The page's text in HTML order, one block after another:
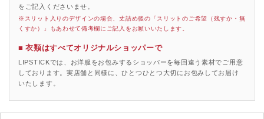
をご記入くださいませ。
※スリット入りのデザインの場合、丈詰め後の「スリットのご希望（残すか・無
くすか）」もあわせて備考欄にご記入をお願いいたします。
■ 衣類はすべてオリジナルショッパーで
LIPSTICKでは、お洋服をお包みするショッパーを毎回違う素材でご用意
しております。実店舗と同様に、ひとつひとつ大切にお包みしてお届け
いたします。